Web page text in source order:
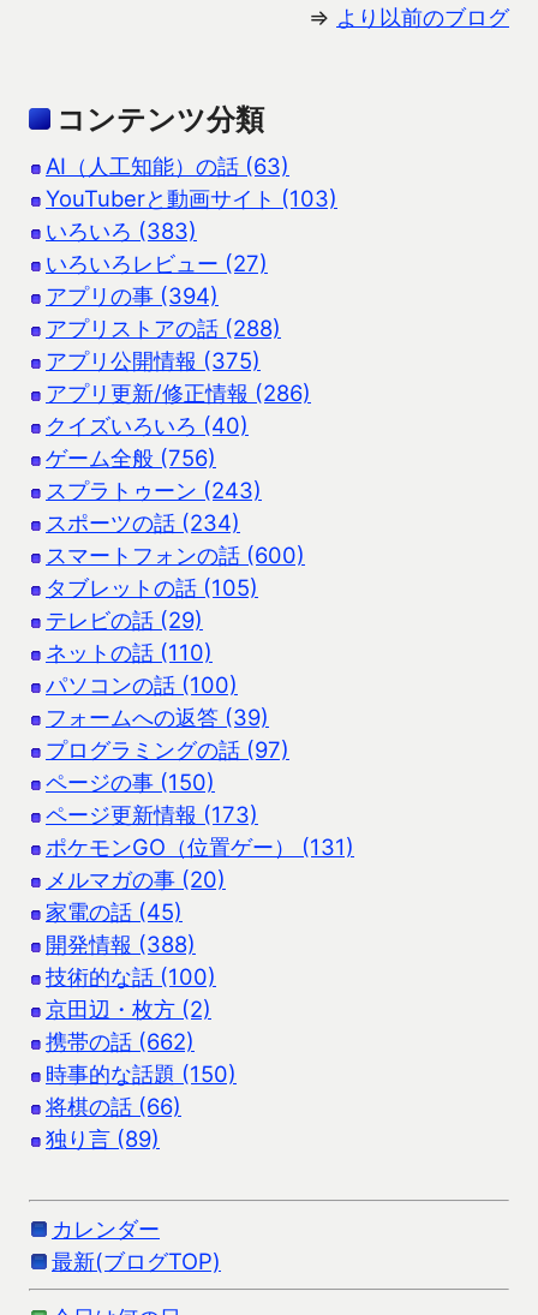
⇒ より以前のブログ
コンテンツ分類
AI（人工知能）の話 (63)
YouTuberと動画サイト (103)
いろいろ (383)
いろいろレビュー (27)
アプリの事 (394)
アプリストアの話 (288)
アプリ公開情報 (375)
アプリ更新/修正情報 (286)
クイズいろいろ (40)
ゲーム全般 (756)
スプラトゥーン (243)
スポーツの話 (234)
スマートフォンの話 (600)
タブレットの話 (105)
テレビの話 (29)
ネットの話 (110)
パソコンの話 (100)
フォームへの返答 (39)
プログラミングの話 (97)
ページの事 (150)
ページ更新情報 (173)
ポケモンGO（位置ゲー） (131)
メルマガの事 (20)
家電の話 (45)
開発情報 (388)
技術的な話 (100)
京田辺・枚方 (2)
携帯の話 (662)
時事的な話題 (150)
将棋の話 (66)
独り言 (89)
カレンダー
最新(ブログTOP)